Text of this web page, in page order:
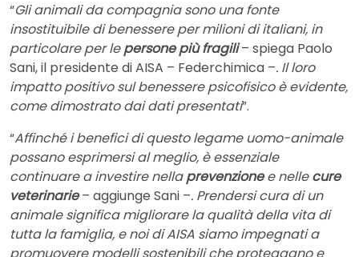
“Gli animali da compagnia sono una fonte
insostituibile di benessere per milioni di italiani, in
particolare per lepersone più fragili– spiega Paolo
Sani, il presidente di AISA – Federchimica –. Il loro
impatto positivo sul benessere psicofisico è evidente,
come dimostrato dai dati presentati”.
“Affinché i benefici di questo legame uomo-animale
possano esprimersi al meglio, è essenziale
continuare a investire nellaprevenzionee nellecure
veterinarie– aggiunge Sani –. Prendersi cura di un
animale significa migliorare la qualità della vita di
tutta la famiglia, e noi di AISA siamo impegnati a